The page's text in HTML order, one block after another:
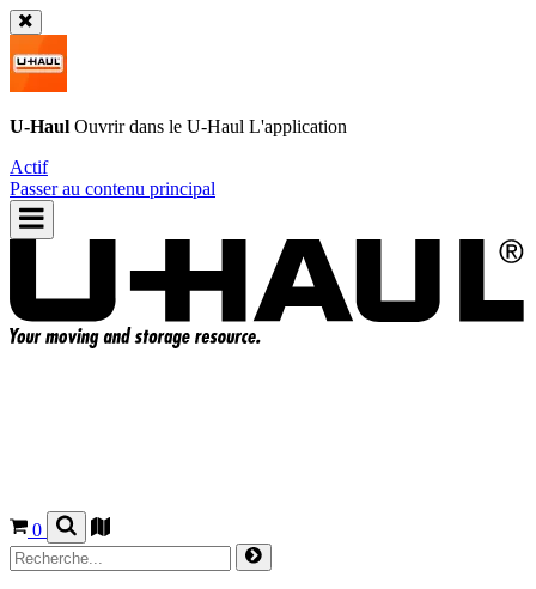
U-Haul Ouvrir dans le U-Haul L'application
Actif
Passer au contenu principal
0